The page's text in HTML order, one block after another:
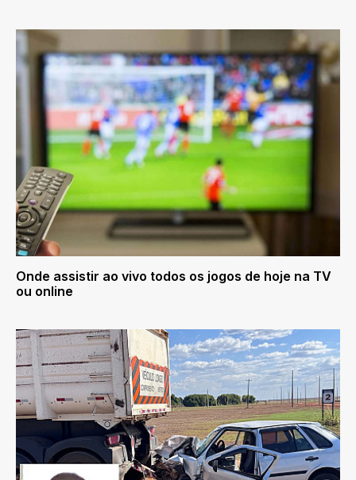
Onde assistir ao vivo todos os jogos de hoje na TV
ou online